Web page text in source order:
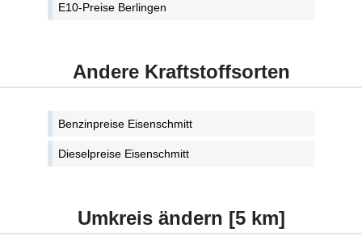
E10-Preise Berlingen
Andere Kraftstoffsorten
Benzinpreise Eisenschmitt
Dieselpreise Eisenschmitt
Umkreis ändern [5 km]